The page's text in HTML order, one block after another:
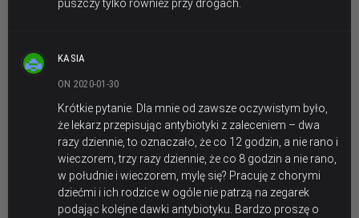
puszczy tylko również przy drogach.
KASIA
ON 2020-01-30
Krótkie pytanie. Dla mnie od zawsze oczywistym było,
że lekarz przepisując antybiotyki z zaleceniem – dwa
razy dziennie, to oznaczało, że co 12 godzin, a nie rano i
wieczorem, trzy razy dziennie, że co 8 godzin a nie rano,
w południe i wieczorem, mylę się? Pracuję z chorymi
dziećmi i ich rodzice w ogóle nie patrzą na zegarek
podając kolejne dawki antybiotyku. Bardzo proszę o